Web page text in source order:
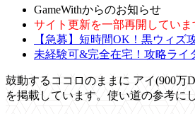
GameWithからのお知らせ
サイト更新を一部再開していま
【急募】短時間OK！黒ウィズ
未経験可&完全在宅！攻略ライ
鼓動するココロのままに アイ(900万
を掲載しています。使い道の参考に